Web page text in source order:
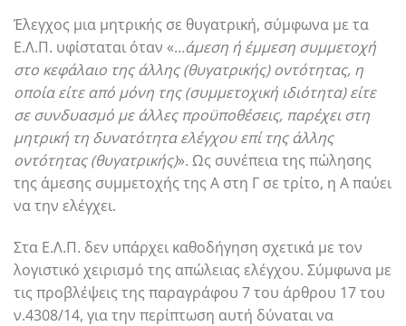
Έλεγχος μια μητρικής σε θυγατρική, σύμφωνα με τα
Ε.Λ.Π. υφίσταται όταν «…άμεση ή έμμεση συμμετοχή
στο κεφάλαιο της άλλης (θυγατρικής) οντότητας, η
οποία είτε από μόνη της (συμμετοχική ιδιότητα) είτε
σε συνδυασμό με άλλες προϋποθέσεις, παρέχει στη
μητρική τη δυνατότητα ελέγχου επί της άλλης
οντότητας (θυγατρικής)». Ως συνέπεια της πώλησης
της άμεσης συμμετοχής της Α στη Γ σε τρίτο, η Α παύει
να την ελέγχει.
Στα Ε.Λ.Π. δεν υπάρχει καθοδήγηση σχετικά με τον
λογιστικό χειρισμό της απώλειας ελέγχου. Σύμφωνα με
τις προβλέψεις της παραγράφου 7 του άρθρου 17 του
ν.4308/14, για την περίπτωση αυτή δύναται να